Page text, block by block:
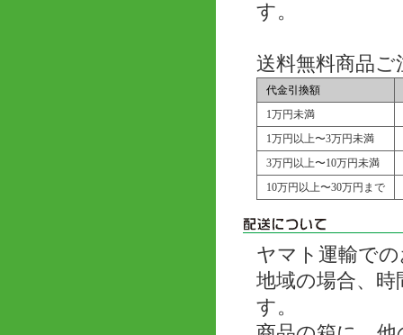
す。
送料無料商品ご
代金引換額
1万円未満
1万円以上〜3万円未満
3万円以上〜10万円未満
10万円以上〜30万円まで
ヤマト運輸で
地域の場合、
す。